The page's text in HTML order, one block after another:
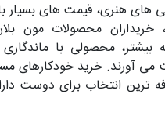
های هنری، قیمت های بسیار
خریداران محصولات مون
بیشتر، محصولی با
می آورند. خرید خودکارهای
ترین انتخاب برای دوست